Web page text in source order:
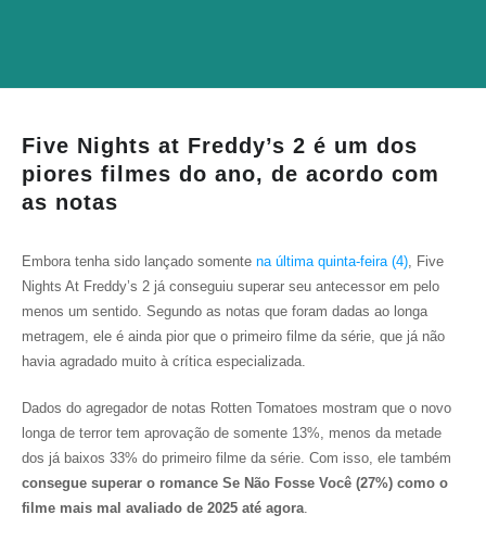
Five Nights at Freddy’s 2 é um dos
piores filmes do ano, de acordo com
as notas
Embora tenha sido lançado somente na última quinta-feira (4), Five
Nights At Freddy’s 2 já conseguiu superar seu antecessor em pelo
menos um sentido. Segundo as notas que foram dadas ao longa
metragem, ele é ainda pior que o primeiro filme da série, que já não
havia agradado muito à crítica especializada.
Dados do agregador de notas Rotten Tomatoes mostram que o novo
longa de terror tem aprovação de somente 13%, menos da metade
dos já baixos 33% do primeiro filme da série. Com isso, ele também
consegue superar o romance Se Não Fosse Você (27%) como o
filme mais mal avaliado de 2025 até agora.